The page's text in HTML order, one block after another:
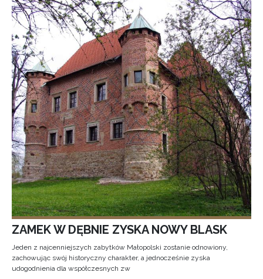
ZAMEK W DĘBNIE ZYSKA NOWY BLASK
Jeden z najcenniejszych zabytków Małopolski zostanie odnowiony,
zachowując swój historyczny charakter, a jednocześnie zyska
udogodnienia dla współczesnych zw